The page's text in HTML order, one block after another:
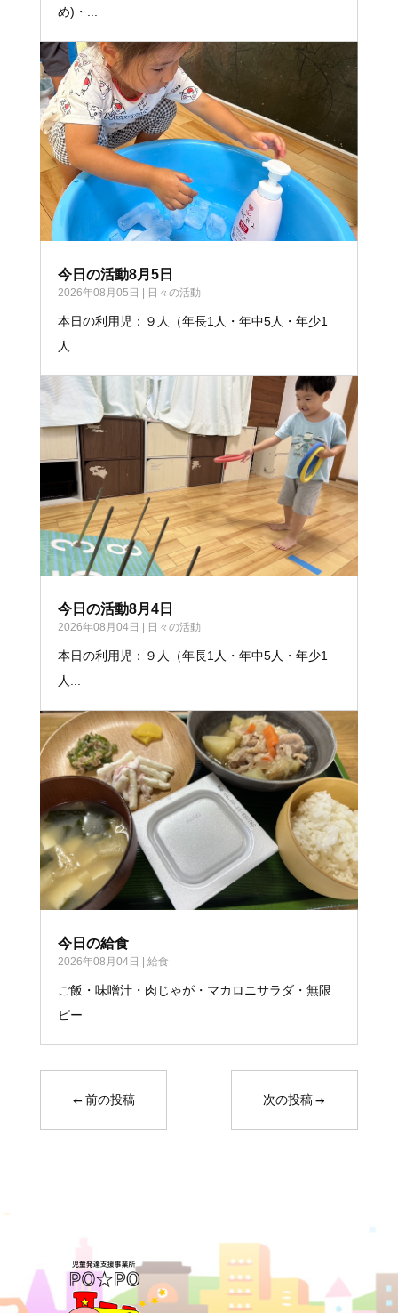
め)・...
今日の活動8月5日
2026年08月05日 日々の活動
本日の利用児：９人（年長1人・年中5人・年少1
人...
今日の活動8月4日
2026年08月04日 日々の活動
本日の利用児：９人（年長1人・年中5人・年少1
人...
今日の給食
2026年08月04日 給食
ご飯・味噌汁・肉じゃが・マカロニサラダ・無限
ピー...
←前の投稿 次の投稿→